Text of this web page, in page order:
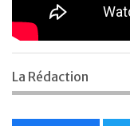
La Rédaction